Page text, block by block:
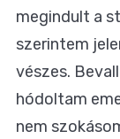
megindult a
szerintem
vészes.
hódoltam
nem